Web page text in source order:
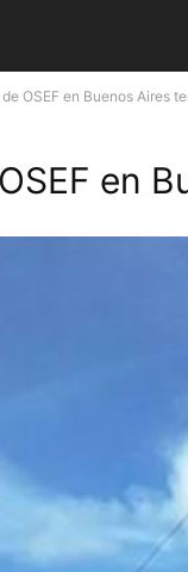
OSEF en Buenos Aires
en